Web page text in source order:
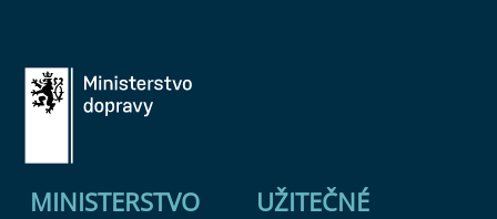
MINISTERSTVO
UŽITEČNÉ